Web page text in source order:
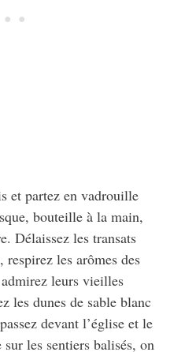
et partez en vadrouille
bouteille à la main,
Délaissez les transats
les arômes des
leurs vieilles
les dunes de sable blanc
devant l’église et le
les sentiers balisés, on